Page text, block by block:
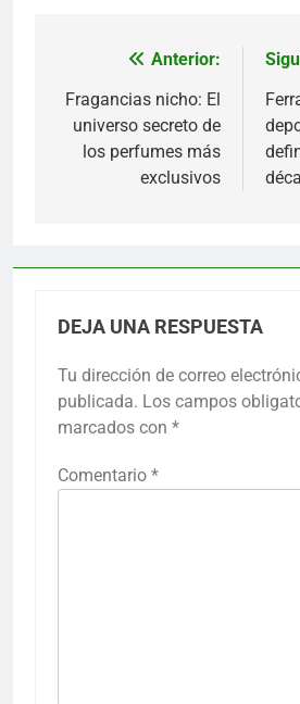
Navegación
de
entradas
Anterior:
Fragancias nicho: El
universo secreto de
los perfumes más
exclusivos
DEJA UNA RESPUESTA
Tu dirección de correo
publicada. Los campos
marcados con *
Comentario *